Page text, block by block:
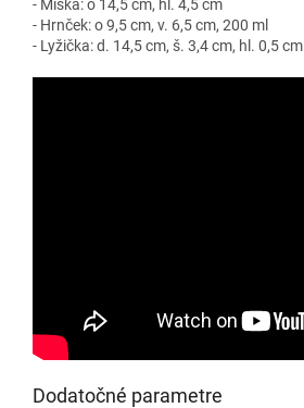
- Miska: o 14,5 cm, hl. 4,5 cm
- Hrnček: o 9,5 cm, v. 6,5 cm, 200 ml
- Lyžička: d. 14,5 cm, š. 3,4 cm, hl. 0,5 cm
Dodatočné parametre